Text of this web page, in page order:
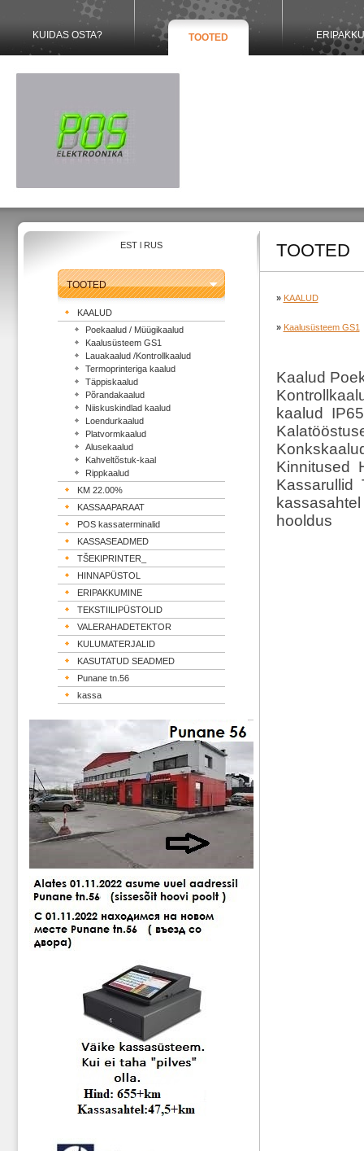
KUIDAS OSTA? TOOTED
EST l RUS
TOOTED
KAALUD
Poekaalud / Müügikaalud
Kaalusüsteem GS1
Lauakaalud /Kontrollkaalud
Termoprinteriga kaalud
Täppiskaalud
Põrandakaalud
Niiskuskindlad kaalud
Loendurkaalud
Platvormkaalud
Alusekaalud
Kahveltõstuk-kaal
Rippkaalud
KM 22.00%
KASSAAPARAAT
POS kassaterminalid
KASSASEADMED
TŠEKIPRINTER_
HINNAPÜSTOL
ERIPAKKUMINE
TEKSTIILIPÜSTOLID
VALERAHADETEKTOR
KULUMATERJALID
KASUTATUD SEADMED
Punane tn.56
kassa
TOOTED
» KAALUD
» Kaalusüsteem GS1
Kaalud
kaalud
Kinnitused
Kassarullid
hooldus